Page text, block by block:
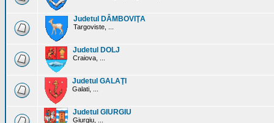
Judetul DÂMBOVIŢA
Targoviste, ...
Judetul DOLJ
Craiova, ...
Judetul GALAŢI
Galati, ...
Judetul GIURGIU
Giurgiu, ...